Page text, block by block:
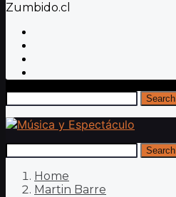
Zumbido.cl
Search
Search
Home
Martin Barre